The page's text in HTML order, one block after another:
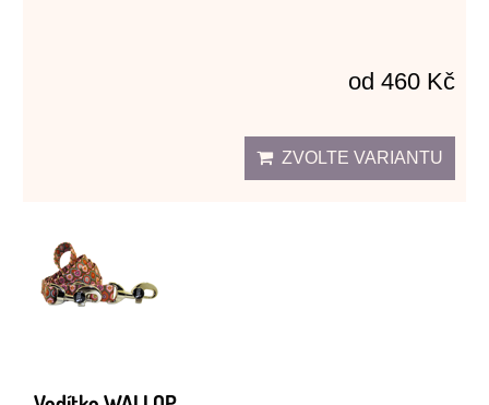
od 460 Kč
ZVOLTE VARIANTU